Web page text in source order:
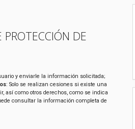
PROTECCIÓN DE
y enviarle la información solicitada;
: Solo se realizan cesiones si existe una
así como otros derechos, como se indica
consultar la información completa de